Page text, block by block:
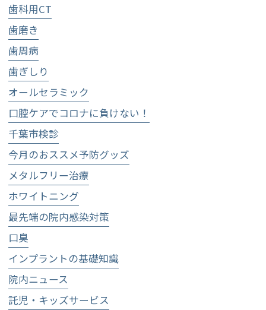
歯科用CT
歯磨き
歯周病
歯ぎしり
オールセラミック
口腔ケアでコロナに負けない！
千葉市検診
今月のおススメ予防グッズ
メタルフリー治療
ホワイトニング
最先端の院内感染対策
口臭
インプラントの基礎知識
院内ニュース
託児・キッズサービス